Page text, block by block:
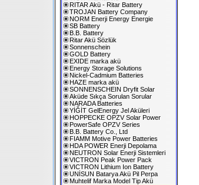
RITAR Akü - Ritar Battery
TROJAN Battery Company
NORM Enerji Energy Energie
SB Battery
B.B. Battery
Ritar Akü Sözlük
Sonnenschein
GOLD Battery
EXIDE marka akü
Energy Storage Solutions
Nickel-Cadmium Batteries
HAZE marka akü
SONNENSCHEIN Dryfit Solar
Aküde Sıkça Sorulan Sorular
NARADA Batteries
YİĞİT GelEnergy Jel Aküleri
HOPPECKE OPZV Solar Power
PowerSafe OPZV Series
B.B. Battery Co., Ltd
FIAMM Motive Power Batteries
HDA POWER Enerji Depolama
NEUTRON Solar Enerji Sistemleri
VICTRON Peak Power Pack
VICTRON Lithium Ion Battery
UNİSUN Batarya Akü Pil Perpa
Muhtelif Marka Model Tip Akü